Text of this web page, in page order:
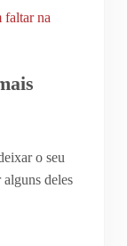
faltar na
o seu
deles